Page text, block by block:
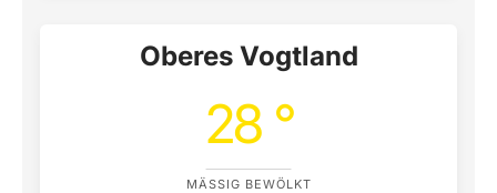
Oberes Vogtland
28 °
MÄSSIG BEWÖLKT